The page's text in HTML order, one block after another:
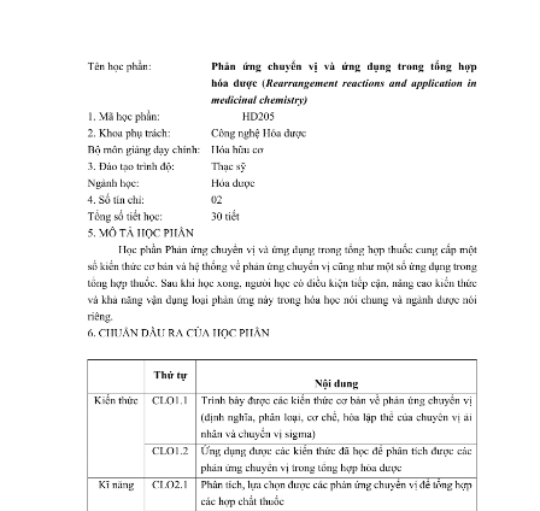
ĐẢM BẢO CHẤT LƯỢNG
KHOA HỌC CÔNG NGHỆ
CỰU NGƯỜI HỌC